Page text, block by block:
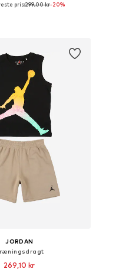
92-98, 116-122
pris:299,00 kr-20%
JORDAN
269,10 kr